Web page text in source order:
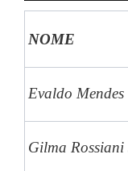
NOME
Evaldo Mendes
Gilma Rossiani